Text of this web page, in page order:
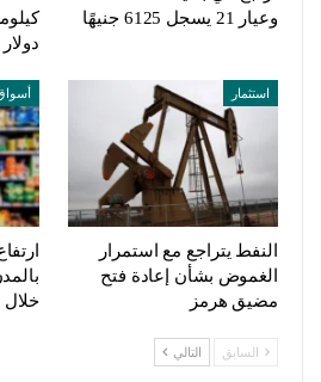
وعيار 21 يسجل 6125 جنيهًا
دولار
استثمار
النفط يتراجع مع استمرار
الغموض بشأن إعادة فتح
مضيق هرمز
خلال
السابق التالي